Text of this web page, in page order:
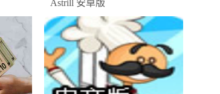
Astrill 安卓版